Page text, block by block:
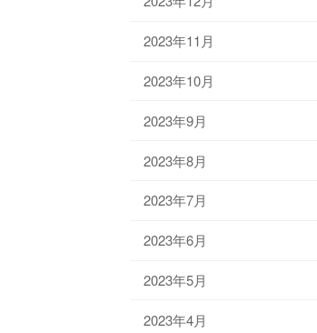
2023年11月
2023年10月
2023年9月
2023年8月
2023年7月
2023年6月
2023年5月
2023年4月